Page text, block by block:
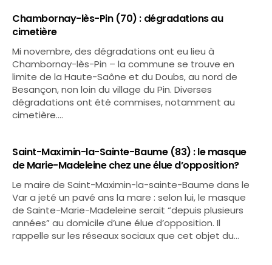
Chambornay-lès-Pin (70) : dégradations au
cimetière
Mi novembre, des dégradations ont eu lieu à
Chambornay-lès-Pin – la commune se trouve en
limite de la Haute-Saône et du Doubs, au nord de
Besançon, non loin du village du Pin. Diverses
dégradations ont été commises, notamment au
cimetière.…
Saint-Maximin-la-Sainte-Baume (83) : le masque
de Marie-Madeleine chez une élue d’opposition?
Le maire de Saint-Maximin-la-sainte-Baume dans le
Var a jeté un pavé ans la mare : selon lui, le masque
de Sainte-Marie-Madeleine serait “depuis plusieurs
années” au domicile d’une élue d’opposition. Il
rappelle sur les réseaux sociaux que cet objet du…